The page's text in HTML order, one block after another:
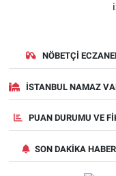
NÖBETÇI
İSTANBUL NAMAZ
PUAN DURUMU VE
SON DAKIKA